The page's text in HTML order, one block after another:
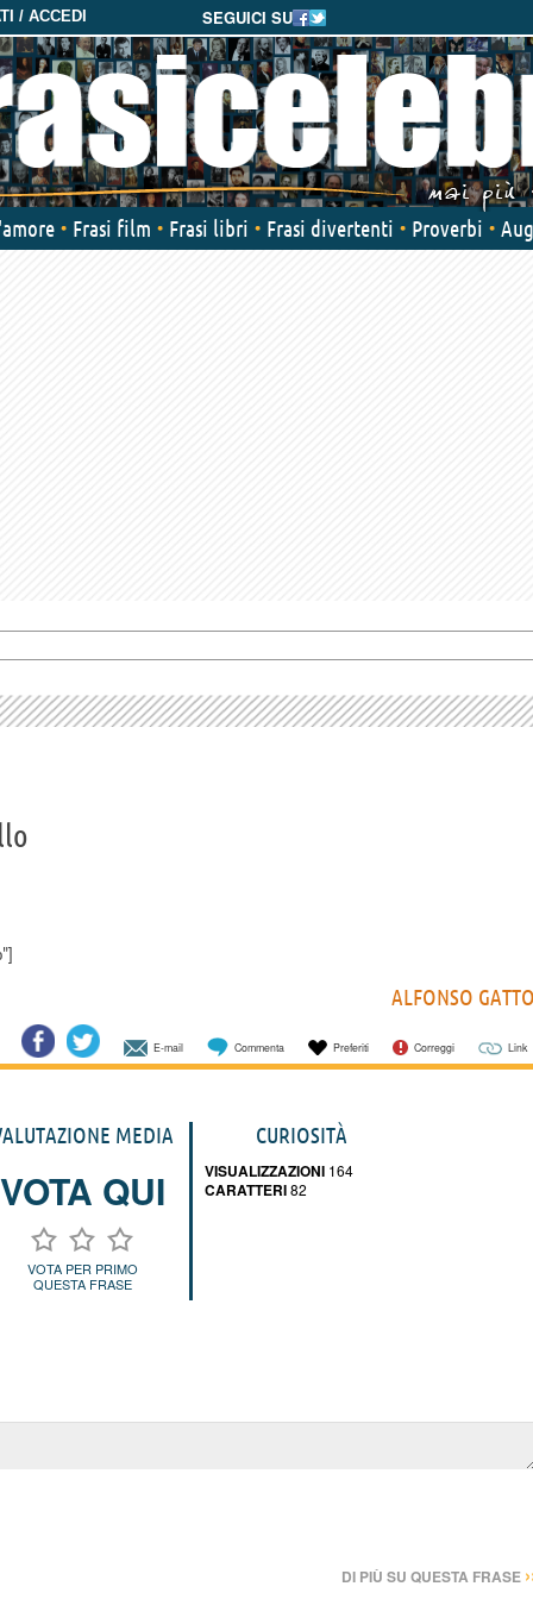
SEGUICI SU
/ ACCEDI
Frasi film Frasi libri Frasi divertenti Proverbi
ALFONSO
E-mail Commenta Preferiti Correggi Link
MEDIA
VOTA QUI
VOTA PER PRIMO
QUESTA FRASE
CURIOSITÀ
VISUALIZZAZIONI 164
CARATTERI82
DI PIÙ SU QUESTA FRASE